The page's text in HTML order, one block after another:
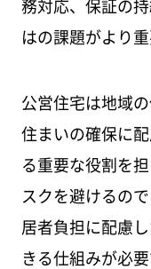
務対応、保証の
はの課題がより
公営住宅は地域
住まいの確保に
る重要な役割を
スクを避けるの
居者負担に配慮
きる仕組みが必要